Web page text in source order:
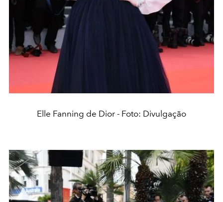
Elle Fanning de Dior - Foto: Divulgação